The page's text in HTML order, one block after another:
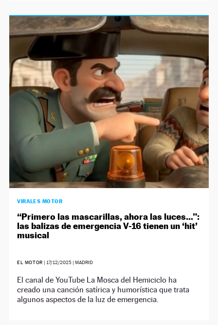
VIRALES MOTOR
“Primero las mascarillas, ahora las luces…”:
las balizas de emergencia V-16 tienen un ‘hit’
musical
EL MOTOR | 17/12/2025| MADRID
El canal de YouTube La Mosca del Hemiciclo ha
creado una canción satírica y humorística que trata
algunos aspectos de la luz de emergencia.